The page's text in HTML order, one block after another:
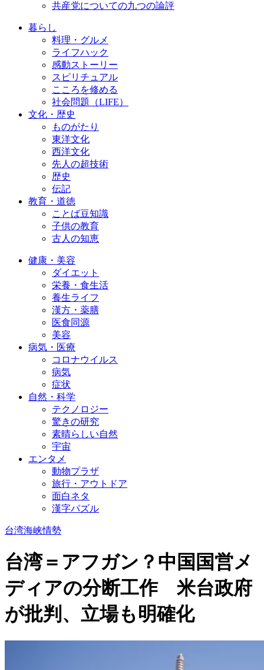
共産党についての九つの論評
暮らし
料理・グルメ
ライフハック
感動ストーリー
スピリチュアル
こころを修める
社会問題（LIFE）
文化・歴史
ものがたり
東洋文化
西洋文化
先人の超技術
歴史
伝記
教育・道徳
ことば豆知識
子供の教育
古人の知恵
健康・美容
ダイエット
栄養・食生活
養生ライフ
漢方・薬膳
医食同源
美容
病気・医療
コロナウイルス
病気
症状
自然・科学
テクノロジー
驚きの研究
素晴らしい自然
宇宙
エンタメ
動物プラザ
旅行・アウトドア
面白ネタ
漢字パズル
台湾海峡情勢
台湾＝アフガン？中国国営メ
ディアの分断工作 米台政府
が批判、立場も明確化